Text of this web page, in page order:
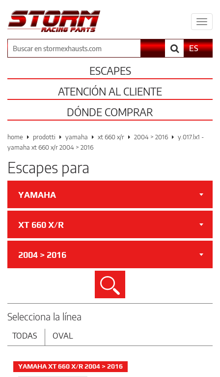
il
Buscar
ES
ESCAPES
ATENCIÓN AL CLIENTE
DÓNDE COMPRAR
home prodotti yamaha xt 660 x/r 2004 > 2016
y.017.lx1 -
yamaha xt 660 x/r 2004 > 2016
Escapes para
YAMAHA
XT 660 X/R
2004 > 2016
Buscar
Selecciona la línea
TODAS OVAL
YAMAHA XT 660 X/R 2004 > 2016